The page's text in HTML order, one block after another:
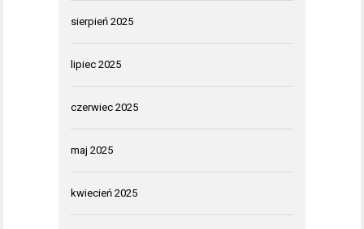
sierpień 2025
lipiec 2025
czerwiec 2025
maj 2025
kwiecień 2025